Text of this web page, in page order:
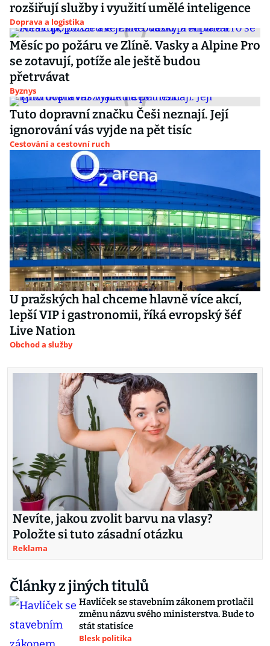
rozšiřují služby i využití umělé inteligence
Doprava a logistika
Měsíc po požáru ve Zlíně. Vasky a Alpine Pro
se zotavují, potíže ale ještě budou
přetrvávat
Byznys
Tuto dopravní značku Češi neznají. Její
ignorování vás vyjde na pět tisíc
Cestování a cestovní ruch
U pražských hal chceme hlavně více akcí,
lepší VIP i gastronomii, říká evropský šéf
Live Nation
Obchod a služby
Nevíte, jakou zvolit barvu na vlasy?
Položte si tuto zásadní otázku
Reklama
Články z jiných titulů
Havlíček se stavebním zákonem protlačil
změnu názvu svého ministerstva. Bude to
stát statisíce
Blesk politika